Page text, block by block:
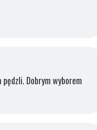
Dobrym wyborem